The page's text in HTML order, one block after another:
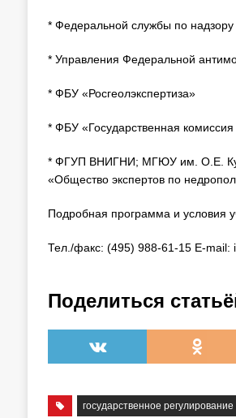
* Федеральной службы по
* Управления Федеральной
* ФБУ «Росгеолэкспертиза»
* ФБУ «Государственная
* ФГУП ВНИГНИ; МГЮУ им. О.Е.
«Общество экспертов по
Подробная программа и условия
Тел./факс: (495) 988-61-15 E-mail:
Поделиться
государственное